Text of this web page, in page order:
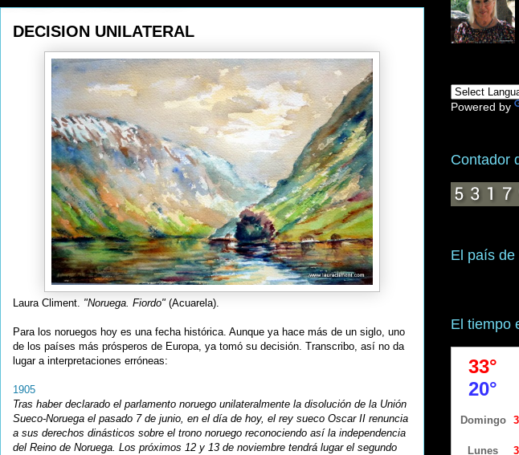
DECISION UNILATERAL
Laura Climent. "Noruega. Fiordo" (Acuarela).
Para los noruegos hoy es una fecha histórica. Aunque ya hace más de un siglo, uno
de los países más prósperos de Europa, ya tomó su decisión. Transcribo, así no da
lugar a interpretaciones erróneas:
1905
Tras haber declarado el parlamento noruego unilateralmente la disolución de la Unión
Sueco-Noruega el pasado 7 de junio, en el día de hoy, el rey sueco Oscar II renuncia
a sus derechos dinásticos sobre el trono noruego reconociendo así la independencia
del Reino de Noruega. Los próximos 12 y 13 de noviembre tendrá lugar el segundo
Powered by
Contador
El país de
El tiempo